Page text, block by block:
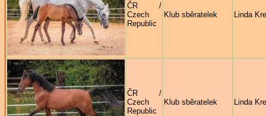
ČR /
Czech
Republic
Klub sběratelek Linda
ČR /
Czech
Republic
Klub sběratelek Linda